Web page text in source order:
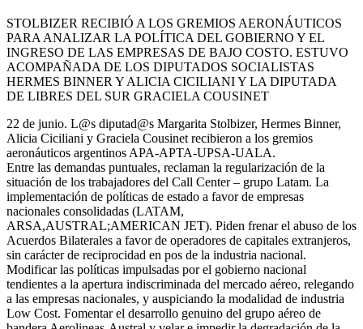
STOLBIZER RECIBIÓ A LOS GREMIOS AERONÁUTICOS
PARA ANALIZAR LA POLÍTICA DEL GOBIERNO Y EL
INGRESO DE LAS EMPRESAS DE BAJO COSTO. ESTUVO
ACOMPAÑADA DE LOS DIPUTADOS SOCIALISTAS
HERMES BINNER Y ALICIA CICILIANI Y LA DIPUTADA
DE LIBRES DEL SUR GRACIELA COUSINET
22 de junio. L@s diputad@s Margarita Stolbizer, Hermes Binner,
Alicia Ciciliani y Graciela Cousinet recibieron a los gremios
aeronáuticos argentinos APA-APTA-UPSA-UALA.
Entre las demandas puntuales, reclaman la regularización de la
situación de los trabajadores del Call Center – grupo Latam. La
implementación de políticas de estado a favor de empresas
nacionales consolidadas (LATAM,
ARSA,AUSTRAL;AMERICAN JET). Piden frenar el abuso de los
Acuerdos Bilaterales a favor de operadores de capitales extranjeros,
sin carácter de reciprocidad en pos de la industria nacional.
Modificar las políticas impulsadas por el gobierno nacional
tendientes a la apertura indiscriminada del mercado aéreo, relegando
a las empresas nacionales, y auspiciando la modalidad de industria
Low Cost. Fomentar el desarrollo genuino del grupo aéreo de